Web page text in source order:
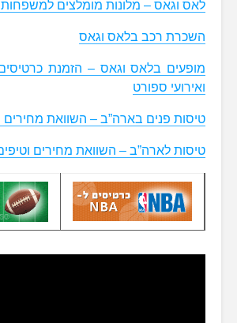
לאס וגאס – מלונות מומלצים למשפחות
השכרת רכב בלאס וגאס
מופעים בלאס וגאס – הזמנת
ואירועי ספורט
טיסות פנים בארה”ב – השוואת מחירים
טיסות לארה”ב – השוואת מחירים